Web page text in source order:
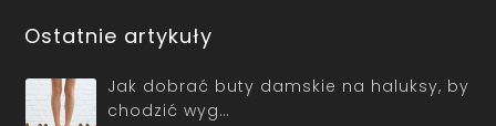
Ostatnie artykuły
Jak dobrać buty damskie na haluksy, by
chodzić wyg…